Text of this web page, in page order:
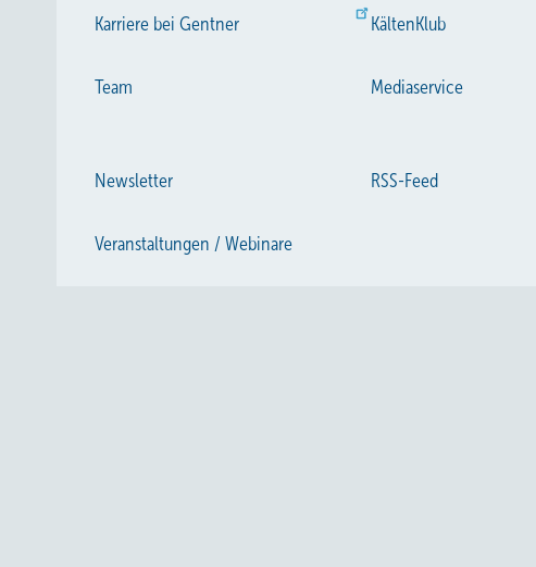
Karriere bei Gentner KältenKlub
Team Mediaservice
Newsletter RSS-Feed
Veranstaltungen / Webinare